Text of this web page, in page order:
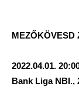
MEZŐKÖVESD
2022.04.01.
Bank Liga NBI.,